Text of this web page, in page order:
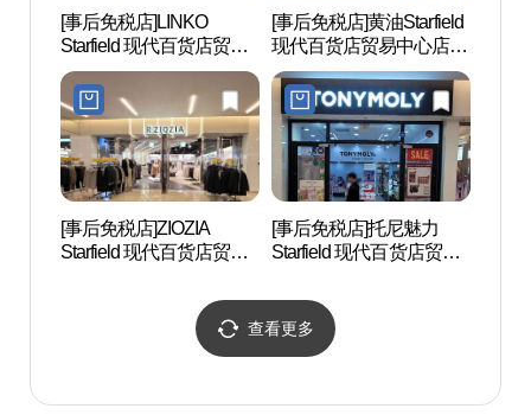
[事后免税店]LINKO
Starfield 现代百货店贸易
中心店(링코 스타필드 코
엑스몰점)
[事后免税店]黄油Starfield
现代百货店贸易中心店
(버터 스타필드 코엑스몰
점)
[事后免税店]ZIOZIA
Starfield 现代百货店贸易
[事后免税店]托尼魅力
Starfield 现代百货店贸易
드 코엑스몰점)
查看更多